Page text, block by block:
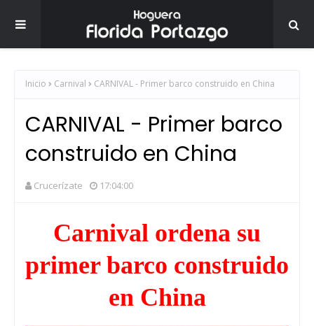
Inicio Carnival CARNIVAL - Primer barco construido en China
CARNIVAL - Primer barco
construido en China
Crucerízate 17:04:00
Carnival ordena su
primer barco construido
en China